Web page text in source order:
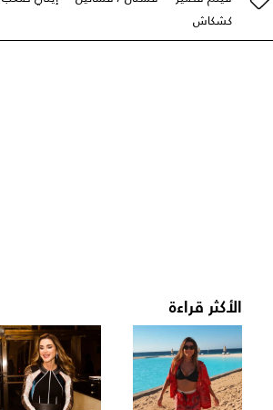
كشكاش
الأكثر قراءة